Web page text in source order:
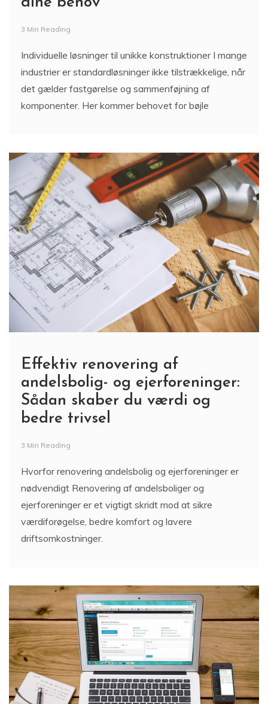
3 Min Reading
Individuelle løsninger til unikke konstruktioner I mange
industrier er standardløsninger ikke tilstrækkelige, når
det gælder fastgørelse og sammenføjning af
komponenter. Her kommer behovet for bøjle
Effektiv renovering af
andelsbolig- og ejerforeninger:
Sådan skaber du værdi og
bedre trivsel
3 Min Reading
Hvorfor renovering andelsbolig og ejerforeninger er
nødvendigt Renovering af andelsboliger og
ejerforeninger er et vigtigt skridt mod at sikre
værdiforøgelse, bedre komfort og lavere
driftsomkostninger.